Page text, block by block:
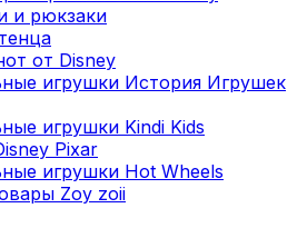
и рюкзаки
от Disney
игрушки История Игрушек
игрушки Kindi Kids
Pixar
игрушки Hot Wheels
Zoy zoii